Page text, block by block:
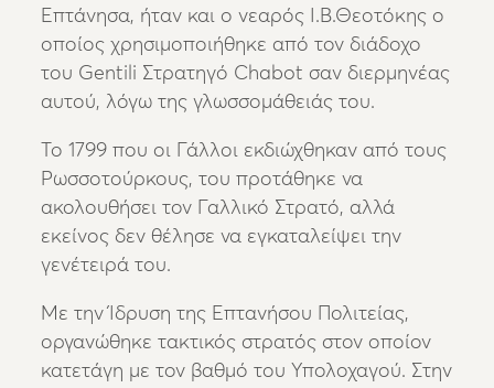
Επτάνησα, ήταν και ο νεαρός Ι.Β.Θεοτόκης ο
οποίος χρησιμοποιήθηκε από τον διάδοχο
του Gentili Στρατηγό Chabot σαν διερμηνέας
αυτού, λόγω της γλωσσομάθειάς του.
Το 1799 που οι Γάλλοι εκδιώχθηκαν από τους
Ρωσσοτούρκους, του προτάθηκε να
ακολουθήσει τον Γαλλικό Στρατό, αλλά
εκείνος δεν θέλησε να εγκαταλείψει την
γενέτειρά του.
Με την Ίδρυση της Επτανήσου Πολιτείας,
οργανώθηκε τακτικός στρατός στον οποίον
κατετάγη με τον βαθμό του Υπολοχαγού. Στην